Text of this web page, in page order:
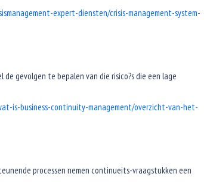
expert-diensten/crisis-management-system-
gevolgen te bepalen van die risico?s die een lage
is-business-continuity-management/overzicht-van-het-
processen nemen continueits-vraagstukken een